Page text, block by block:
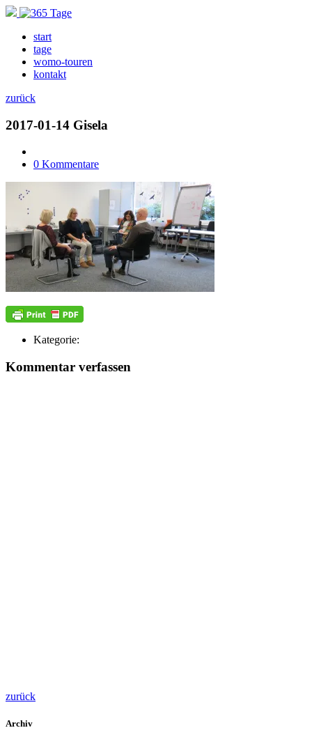
start
tage
womo-touren
kontakt
zurück
2017-01-14 Gisela
0 Kommentare
Kategorie:
Kommentar verfassen
zurück
Archiv